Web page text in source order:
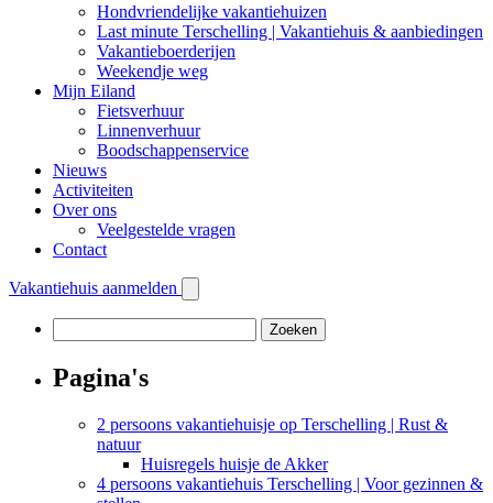
Hondvriendelijke vakantiehuizen
Last minute Terschelling | Vakantiehuis & aanbiedingen
Vakantieboerderijen
Weekendje weg
Mijn Eiland
Fietsverhuur
Linnenverhuur
Boodschappenservice
Nieuws
Activiteiten
Over ons
Veelgestelde vragen
Contact
Vakantiehuis aanmelden
naar:
Pagina's
2 persoons vakantiehuisje op Terschelling | Rust &
natuur
Huisregels huisje de Akker
4 persoons vakantiehuis Terschelling | Voor gezinnen &